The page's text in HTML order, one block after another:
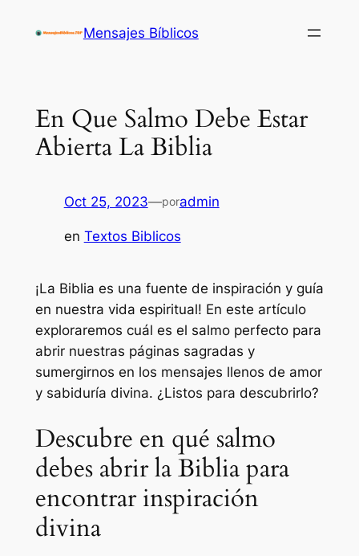
Mensajes Bíblicos
En Que Salmo Debe Estar
Abierta La Biblia
Oct 25, 2023—poradmin
en Textos Biblicos
¡La Biblia es una fuente de inspiración y guía
en nuestra vida espiritual! En este artículo
exploraremos cuál es el salmo perfecto para
abrir nuestras páginas sagradas y
sumergirnos en los mensajes llenos de amor
y sabiduría divina. ¿Listos para descubrirlo?
Descubre en qué salmo
debes abrir la Biblia para
encontrar inspiración
divina